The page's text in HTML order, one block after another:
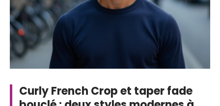
Curly French Crop et taper fade